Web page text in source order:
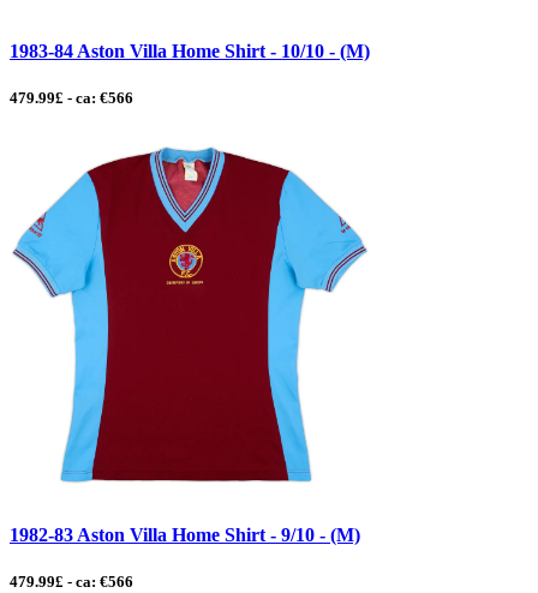
1983-84 Aston Villa Home Shirt - 10/10 - (M)
479.99£ - ca: €566
1982-83 Aston Villa Home Shirt - 9/10 - (M)
479.99£ - ca: €566